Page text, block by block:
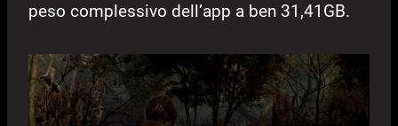
peso complessivo dell’app a ben 31,41GB.